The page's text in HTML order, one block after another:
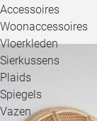
Accessoires
Woonaccessoires
Vloerkleden
Sierkussens
Plaids
Spiegels
Vazen